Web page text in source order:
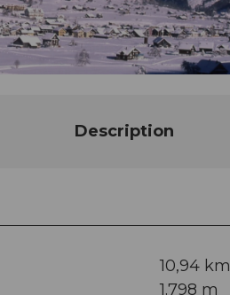
Description
10,94 km
1.798 m